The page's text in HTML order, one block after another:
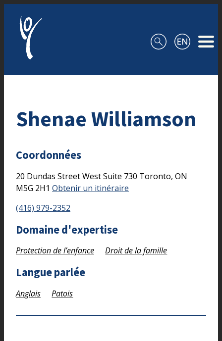
Shenae Williamson
Coordonnées
20 Dundas Street WestSuite 730 Toronto, ON
M5G 2H1 Obtenir un itinéraire
(416) 979-2352
Domaine d'expertise
Protection de l’enfance Droit de la famille
Langue parlée
Anglais Patois